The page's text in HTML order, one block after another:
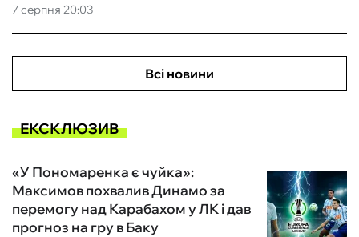
7 серпня 20:03
Всі новини
ЕКСКЛЮЗИВ
«У Пономаренка є чуйка»:
Максимов похвалив Динамо за
перемогу над Карабахом у ЛК і дав
прогноз на гру в Баку